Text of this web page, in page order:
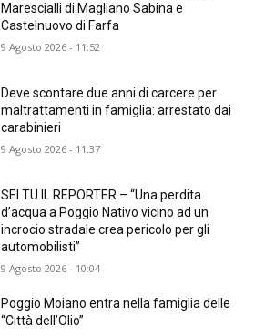
Marescialli di Magliano Sabina e
Castelnuovo di Farfa
9 Agosto 2026 - 11:52
Deve scontare due anni di carcere per
maltrattamenti in famiglia: arrestato dai
carabinieri
9 Agosto 2026 - 11:37
SEI TU IL REPORTER – “Una perdita
d’acqua a Poggio Nativo vicino ad un
incrocio stradale crea pericolo per gli
automobilisti”
9 Agosto 2026 - 10:04
Poggio Moiano entra nella famiglia delle
“Città dell’Olio”